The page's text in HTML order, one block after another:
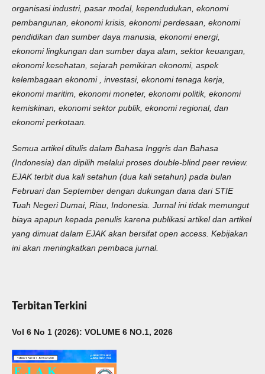
organisasi industri, pasar modal, kependudukan, ekonomi
pembangunan, ekonomi krisis, ekonomi perdesaan, ekonomi
pendidikan dan sumber daya manusia, ekonomi energi,
ekonomi lingkungan dan sumber daya alam, sektor keuangan,
ekonomi kesehatan, sejarah pemikiran ekonomi, aspek
kelembagaan ekonomi , investasi, ekonomi tenaga kerja,
ekonomi maritim, ekonomi moneter, ekonomi politik, ekonomi
kemiskinan, ekonomi sektor publik, ekonomi regional, dan
ekonomi perkotaan.
Semua artikel ditulis dalam Bahasa Inggris dan Bahasa
(Indonesia) dan dipilih melalui proses double-blind peer review.
EJAK terbit dua kali setahun (dua kali setahun) pada bulan
Februari dan September dengan dukungan dana dari STIE
Tuah Negeri Dumai, Riau, Indonesia. Jurnal ini tidak memungut
biaya apapun kepada penulis karena publikasi artikel dan artikel
yang dimuat dalam EJAK akan bersifat open access. Kebijakan
ini akan meningkatkan pembaca jurnal.
Terbitan Terkini
Vol 6 No 1 (2026): VOLUME 6 NO.1, 2026